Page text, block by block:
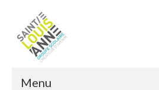
Menu